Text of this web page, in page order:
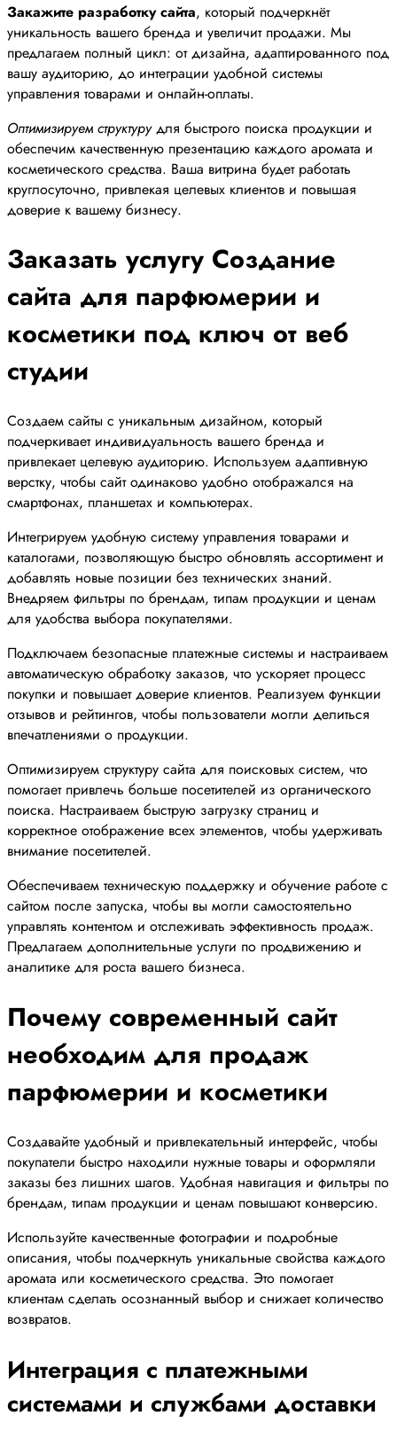
Закажите разработку сайта, который подчеркнёт
уникальность вашего бренда и увеличит продажи. Мы
предлагаем полный цикл: от дизайна, адаптированного под
вашу аудиторию, до интеграции удобной системы
управления товарами и онлайн-оплаты.
Оптимизируем структурудля быстрого поиска продукции и
обеспечим качественную презентацию каждого аромата и
косметического средства. Ваша витрина будет работать
круглосуточно, привлекая целевых клиентов и повышая
доверие к вашему бизнесу.
Заказать услугу Создание
сайта для парфюмерии и
косметики под ключ от веб
студии
Создаем сайты с уникальным дизайном, который
подчеркивает индивидуальность вашего бренда и
привлекает целевую аудиторию. Используем адаптивную
верстку, чтобы сайт одинаково удобно отображался на
смартфонах, планшетах и компьютерах.
Интегрируем удобную систему управления товарами и
каталогами, позволяющую быстро обновлять ассортимент и
добавлять новые позиции без технических знаний.
Внедряем фильтры по брендам, типам продукции и ценам
для удобства выбора покупателями.
Подключаем безопасные платежные системы и настраиваем
автоматическую обработку заказов, что ускоряет процесс
покупки и повышает доверие клиентов. Реализуем функции
отзывов и рейтингов, чтобы пользователи могли делиться
впечатлениями о продукции.
Оптимизируем структуру сайта для поисковых систем, что
помогает привлечь больше посетителей из органического
поиска. Настраиваем быструю загрузку страниц и
корректное отображение всех элементов, чтобы удерживать
внимание посетителей.
Обеспечиваем техническую поддержку и обучение работе с
сайтом после запуска, чтобы вы могли самостоятельно
управлять контентом и отслеживать эффективность продаж.
Предлагаем дополнительные услуги по продвижению и
аналитике для роста вашего бизнеса.
Почему современный сайт
необходим для продаж
парфюмерии и косметики
Создавайте удобный и привлекательный интерфейс, чтобы
покупатели быстро находили нужные товары и оформляли
заказы без лишних шагов. Удобная навигация и фильтры по
брендам, типам продукции и ценам повышают конверсию.
Используйте качественные фотографии и подробные
описания, чтобы подчеркнуть уникальные свойства каждого
аромата или косметического средства. Это помогает
клиентам сделать осознанный выбор и снижает количество
возвратов.
Интеграция с платежными
системами и службами доставки